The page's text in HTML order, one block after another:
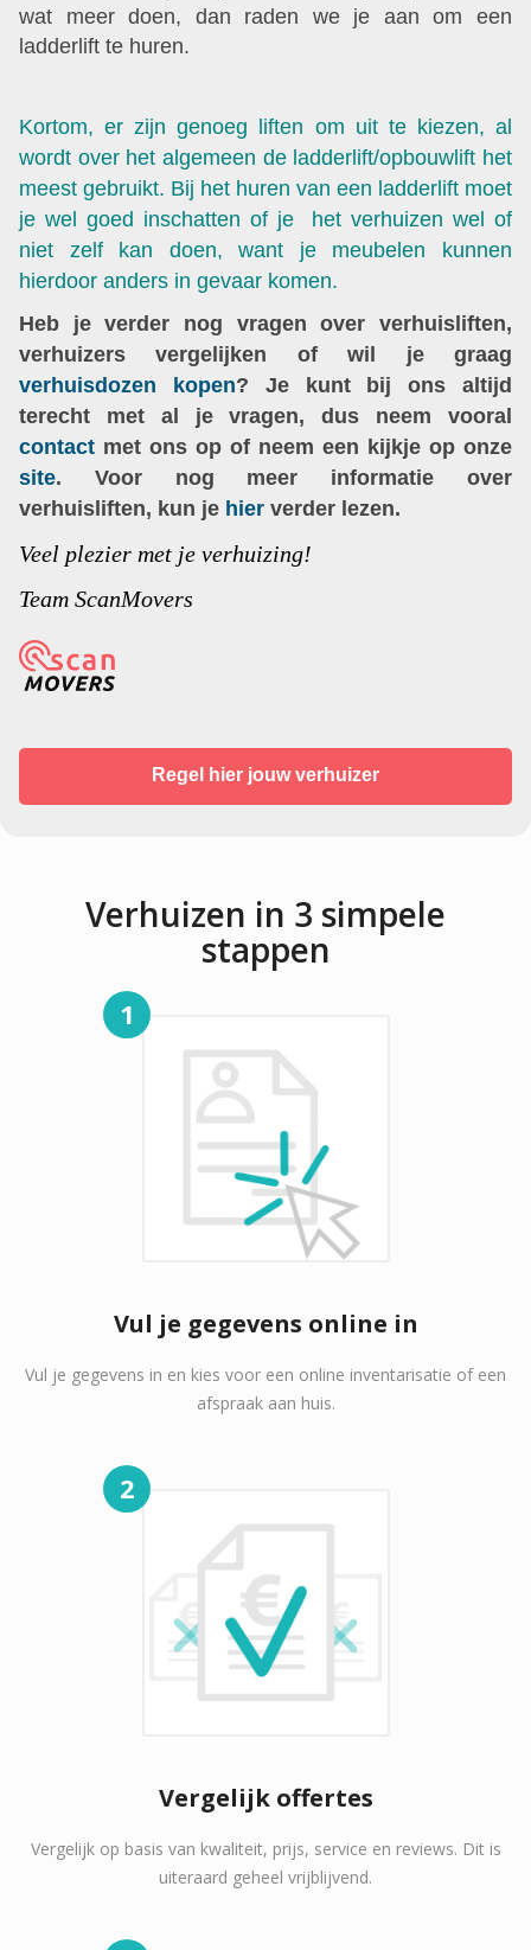
wat meer doen, dan raden we je aan om een
ladderlift te huren.
Kortom, er zijn genoeg liften om uit te kiezen, al
wordt over het algemeen de ladderlift/opbouwlift het
meest gebruikt. Bij het huren van een ladderlift moet
je wel goed inschatten of je het verhuizen wel of
niet zelf kan doen, want je meubelen kunnen
hierdoor anders in gevaar komen.
Heb je verder nog vragen over verhuisliften,
verhuizers vergelijken of wil je graag
verhuisdozen kopen? Je kunt bij ons altijd
terecht met al je vragen, dus neem vooral
contact met ons op of neem een kijkje op onze
site. Voor nog meer informatie over
verhuisliften, kun je hier verder lezen.
Veel plezier met je verhuizing!
Team ScanMovers
Regel hier jouw verhuizer
Verhuizen in 3 simpele
stappen
1
Vul je gegevens online in
Vul je gegevens in en kies voor een online inventarisatie of een
afspraak aan huis.
2
Vergelijk offertes
Vergelijk op basis van kwaliteit, prijs, service en reviews. Dit is
uiteraard geheel vrijblijvend.